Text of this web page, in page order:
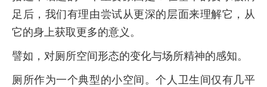
足后，我们有理由尝试从更深的层面来理解它，从
它的身上获取更多的意义。
譬如，对厕所空间形态的变化与场所精神的感知。
厕所作为一个典型的小空间。个人卫生间仅有几平